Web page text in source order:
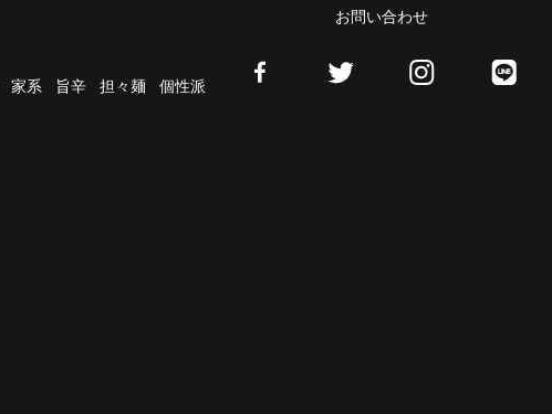
家系 旨辛 担々麺
個性派
お問い合わせ